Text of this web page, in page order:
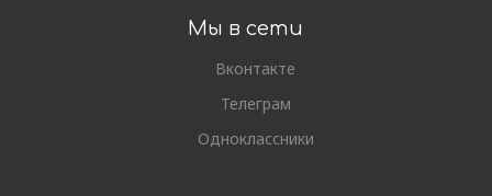
Мы в сети
Вконтакте
Телеграм
Одноклассники